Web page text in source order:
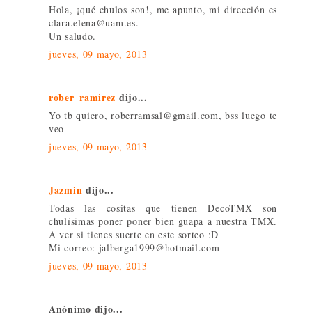
Hola, ¡qué chulos son!, me apunto, mi dirección es
clara.elena@uam.es.
Un saludo.
jueves, 09 mayo, 2013
rober_ramirez dijo...
Yo tb quiero, roberramsal@gmail.com, bss luego te
veo
jueves, 09 mayo, 2013
Jazmin dijo...
Todas las cositas que tienen DecoTMX son
chulísimas poner poner bien guapa a nuestra TMX.
A ver si tienes suerte en este sorteo :D
Mi correo: jalberga1999@hotmail.com
jueves, 09 mayo, 2013
Anónimo dijo...